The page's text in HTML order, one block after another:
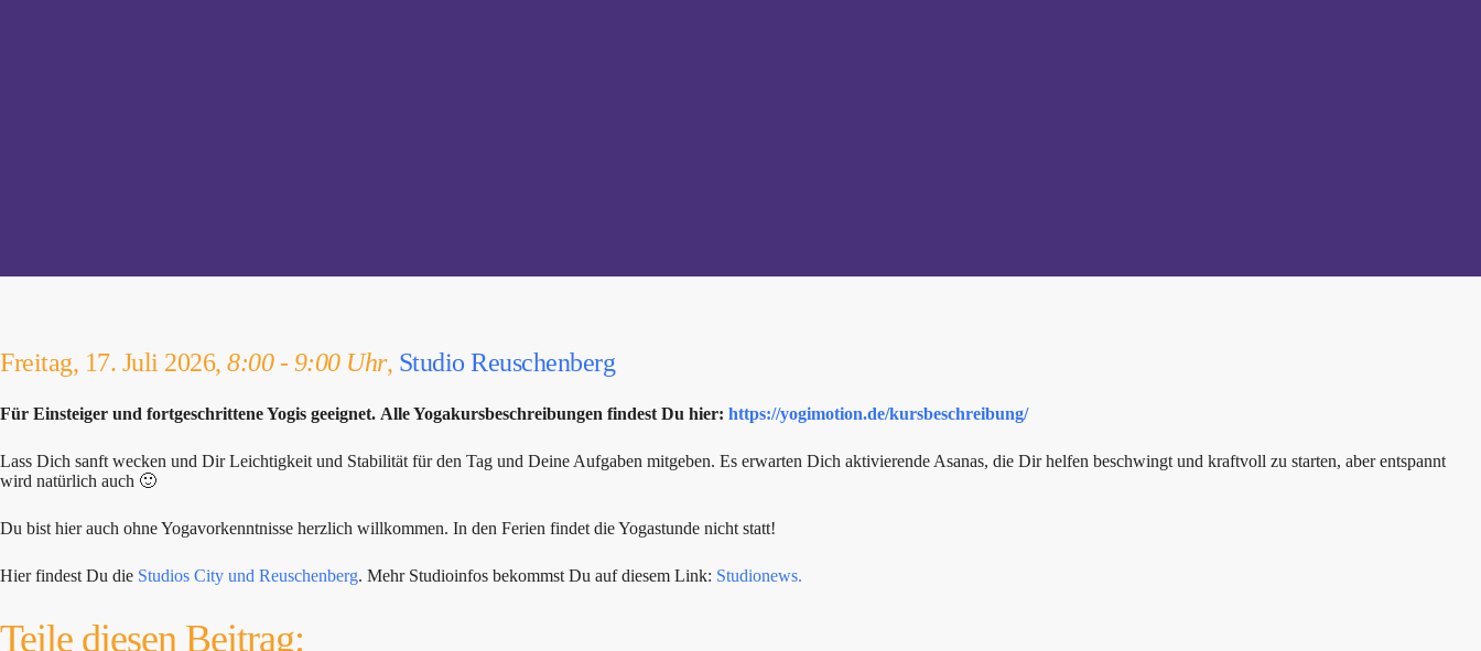
Freitag, 17. Juli 2026, 8:00 - 9:00 Uhr, Studio Reuschenberg
Für Einsteiger und fortgeschrittene Yogis geeignet. Alle Yogakursbeschreibungen findest Du hier: https://yogimotion.de/kursbeschreibung/
Lass Dich sanft wecken und Dir Leichtigkeit und Stabilität für den Tag und Deine Aufgaben mitgeben. Es erwarten Dich aktivierende Asanas, die Dir helfen beschwingt und kraftvoll zu starten, aber entspannt
wird natürlich auch 🙂
Du bist hier auch ohne Yogavorkenntnisse herzlich willkommen. In den Ferien findet die Yogastunde nicht statt!
Hier findest Du die Studios City und Reuschenberg. Mehr Studioinfos bekommst Du auf diesem Link: Studionews.
Teile diesen Beitrag: